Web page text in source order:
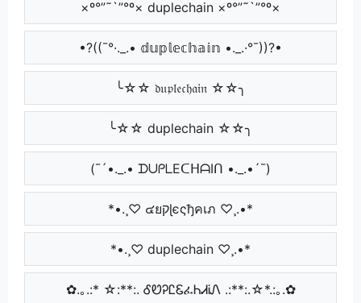
×º°”˜`”°º× duplechain ×º°”˜`”°º×
•?((¯°·._.• 𝕕𝕦𝕡𝕝𝕖𝕔𝕙𝕒𝕚𝕟 •._.·°¯))?•
╰☆☆ 𝔡𝔲𝔭𝔩𝔢𝔠𝔥𝔞𝔦𝔫 ☆☆╮
╰☆☆ duplechain ☆☆╮
(¯´•._.• ᗪᑌᑭᒪEᑕᕼᗩIᑎ •._.•´¯)
*•.¸♡ ๔ยקɭєςђคเภ ♡¸.•*
*•.¸♡ duplechain ♡¸.•*
✿.｡.:* ☆:**:. ᎴᏬᎮᏝᏋፈᏂᏗᎥᏁ .:**:.☆*.:｡.✿